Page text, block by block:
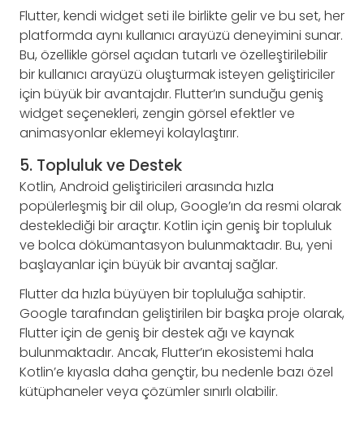
Flutter, kendi widget seti ile birlikte gelir ve bu set, her
platformda aynı kullanıcı arayüzü deneyimini sunar.
Bu, özellikle görsel açıdan tutarlı ve özelleştirilebilir
bir kullanıcı arayüzü oluşturmak isteyen geliştiriciler
için büyük bir avantajdır. Flutter’ın sunduğu geniş
widget seçenekleri, zengin görsel efektler ve
animasyonlar eklemeyi kolaylaştırır.
5. Topluluk ve Destek
Kotlin, Android geliştiricileri arasında hızla
popülerleşmiş bir dil olup, Google’ın da resmi olarak
desteklediği bir araçtır. Kotlin için geniş bir topluluk
ve bolca dökümantasyon bulunmaktadır. Bu, yeni
başlayanlar için büyük bir avantaj sağlar.
Flutter da hızla büyüyen bir topluluğa sahiptir.
Google tarafından geliştirilen bir başka proje olarak,
Flutter için de geniş bir destek ağı ve kaynak
bulunmaktadır. Ancak, Flutter’ın ekosistemi hala
Kotlin’e kıyasla daha gençtir, bu nedenle bazı özel
kütüphaneler veya çözümler sınırlı olabilir.